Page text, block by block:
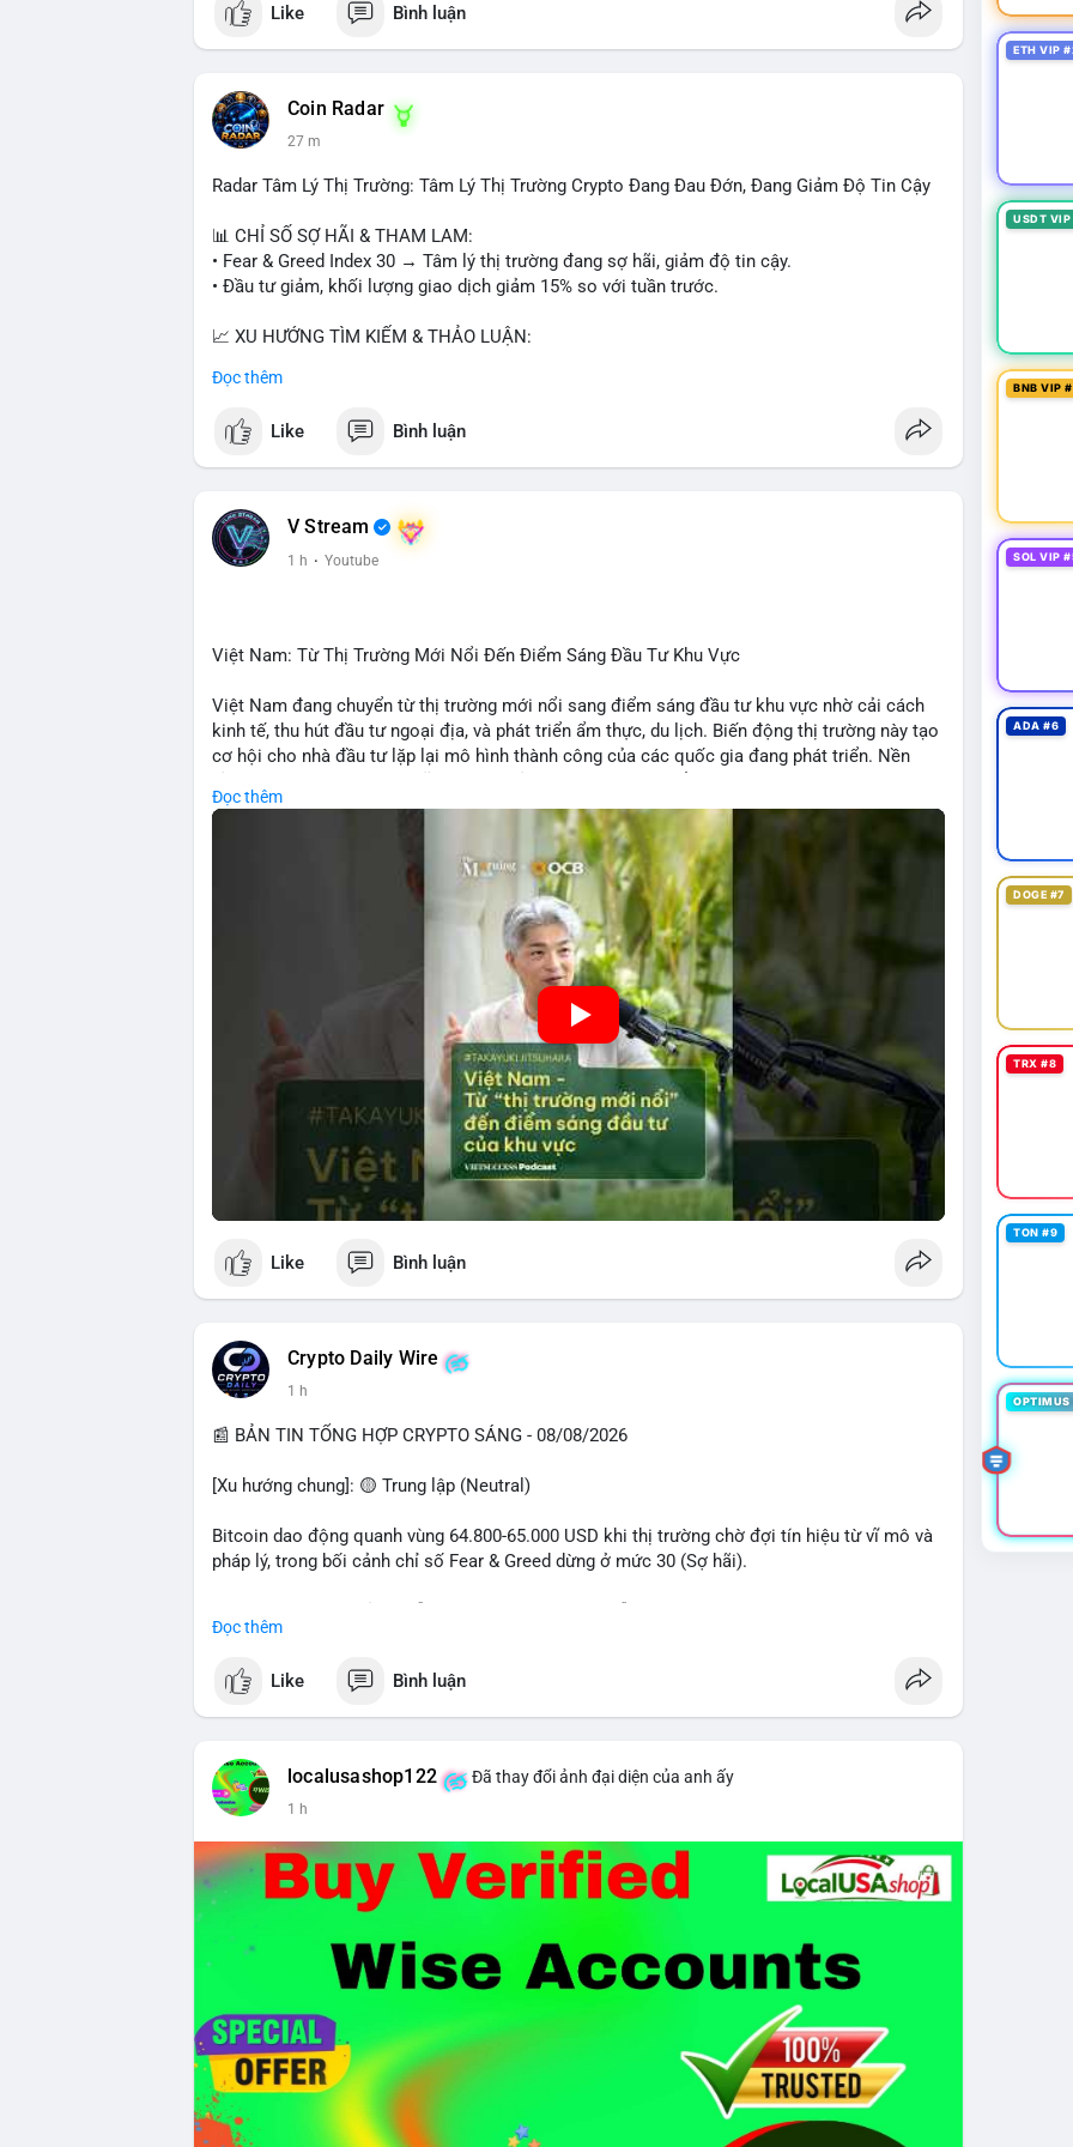
📰 Nguồn: CoinDesk
Like Bình luận
Coin Radar
27 m
Radar Tâm Lý Thị Trường: Tâm Lý Thị Trường Crypto Đang Đau Đớn, Đang Giảm Độ Tin Cậy
📊 CHỈ SỐ SỢ HÃI & THAM LAM:
• Fear & Greed Index 30 → Tâm lý thị trường đang sợ hãi, giảm độ tin cậy.
• Đầu tư giảm, khối lượng giao dịch giảm 15% so với tuần trước.
📈 XU HƯỚNG TÌM KIẾM & THẢO LUẬN:
Tutorial.
• LunarCrush: Ethereum, Solana, Dogecoin, Chainlink, Litecoin, Tesla, UFC, Premier League,
etc.
💬 DÒNG CHẢY TIN TỨC & TRUYỀN THÔNG:
• Telegram: US Senate tiến hành bỏ phiếu Clarity Act, IMF nói stablecoin địa phương tăng
nhu cầu.
crypto.
💡 NHẬN ĐỊNH & KHUYẾN NGHỊ:
• Tâm lý ngắn hạn: sợ hãi, giảm khối lượng, người bán tăng.
• Khuyến nghị: giữ cẩn thận, tránh short, tập trung vào stablecoin, theo dõi US legislation.
📊 Nguồn: Radar Tâm Lý Thị Trường
Đọc thêm
Like Bình luận
V Stream
1 h · Youtube
Việt Nam: Từ Thị Trường Mới Nổi Đến Điểm Sáng Đầu Tư Khu Vực
Việt Nam đang chuyển từ thị trường mới nổi sang điểm sáng đầu tư khu vực nhờ cải cách
kinh tế, thu hút đầu tư ngoại địa, và phát triển ẩm thực, du lịch. Biến động thị trường này tạo
cơ hội cho nhà đầu tư lặp lại mô hình thành công của các quốc gia đang phát triển. Nền
đầu tư toàn cầu.
Đọc thêm
Like Bình luận
Crypto Daily Wire
1 h
📰 BẢN TIN TỔNG HỢP CRYPTO SÁNG - 08/08/2026
[Xu hướng chung]: 🟡 Trung lập (Neutral)
Bitcoin dao động quanh vùng 64.800-65.000 USD khi thị trường chờ đợi tín hiệu từ vĩ mô và
pháp lý, trong bối cảnh chỉ số Fear & Greed dừng ở mức 30 (Sợ hãi).
chuyển 289,92 BTC trị giá 18,83 triệu USD lúc 08:19 UTC và 61,37 BTC (gần 4 triệu USD) lúc
sàn.
phiếu để tiến tới tháng tới. IMF nhận định stablecoin nội địa có thể thúc đẩy nhu cầu token
được dollar hỗ trợ. Tòa án Mỹ cho phép Bybit truy xuất tài sản 1,5 tỷ USD từ vụ hack Triều
Tiên.
- Công nghệ & Bảo mật: BTCPay cảnh báo exploit mới trên LND có thể đánh cắp thông tin
đăng nhập Lightning Network, người dùng cần cập nhật ngay. XRP Ledger đề xuất sửa đổi
bảo mật token hóa tài sản Wall Street trị giá 530 triệu USD.
Nhà đầu tư nên thận trọng với đòn bẩy cao khi Funding Rate BTC chỉ ở mức 0.0035%. Vùng
Fear hiện tại có thể là cơ hội tích lũy dài hạn nhưng cần chờ xác nhận dòng tiền.
Xem chi tiết các bài viết đầy đủ tại dòng thời gian của Vlike.vn!
#whalealertbtc #clarityact #lightningexploit #xrpledger
Đọc thêm
Like Bình luận
localusashop122 Đã thay đổi ảnh đại diện của anh ấy
1 h
ETH VIP
USDT
BNB VIP
SOL VIP
ADA #6
DOGE #7
TRX #8
TON #9
OPTIMUS